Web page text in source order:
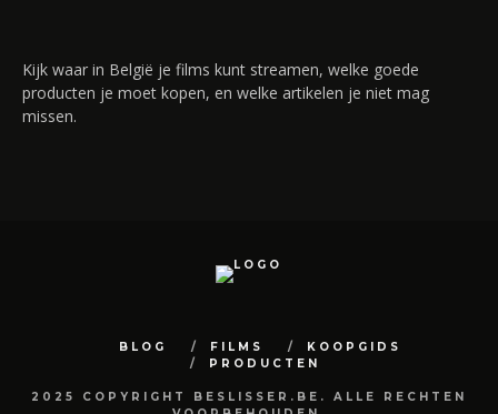
Kijk waar in België je films kunt streamen, welke goede
producten je moet kopen, en welke artikelen je niet mag
missen.
BLOG FILMS
KOOPGIDS
PRODUCTEN
2025 COPYRIGHT BESLISSER.BE. ALLE RECHTEN